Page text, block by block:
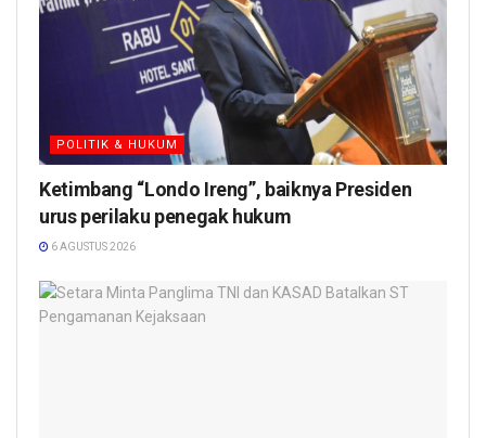
POLITIK & HUKUM
Ketimbang “Londo Ireng”, baiknya Presiden
urus perilaku penegak hukum
6 AGUSTUS 2026